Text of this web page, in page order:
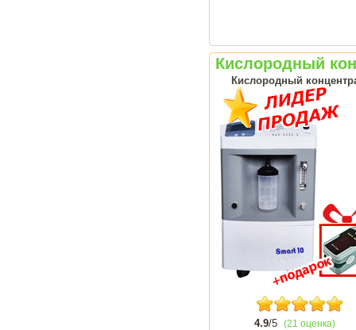
Кислородный
Кислородный
4.9/5 (21 оценка)